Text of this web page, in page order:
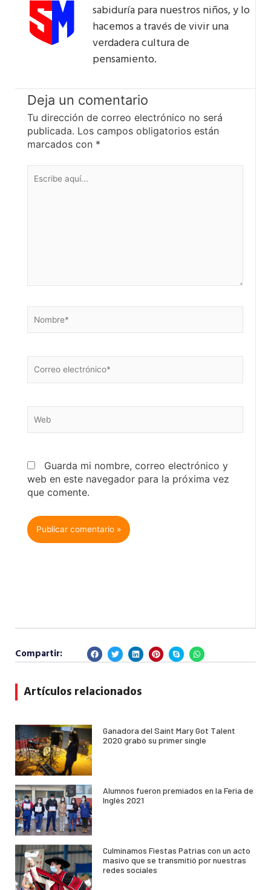
sabiduría para nuestros niños, y lo
hacemos a través de vivir una
verdadera cultura de
pensamiento.
Deja un comentario
Tu dirección de correo electrónico no será
publicada. Los campos obligatorios están
marcados con *
aquí...
electrónico*
Guarda mi nombre, correo electrónico y
web en este navegador para la próxima vez
que comente.
Compartir:
Artículos relacionados
Ganadora del Saint Mary Got Talent
2020 grabó su primer single
Alumnos fueron premiados en la Feria de
Inglés 2021
Culminamos Fiestas Patrias con un acto
masivo que se transmitió por nuestras
redes sociales